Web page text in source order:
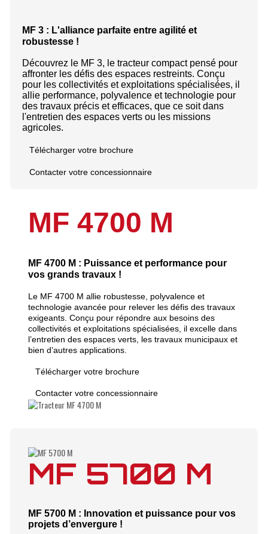
MF 3 : L'alliance parfaite entre agilité et
robustesse !
Découvrez le MF 3, le tracteur compact pensé pour
affronter les défis des espaces restreints. Conçu
pour les collectivités et exploitations spécialisées, il
allie performance, polyvalence et technologie pour
des travaux précis et efficaces, que ce soit dans
l'entretien des espaces verts ou les missions
agricoles.
Télécharger votre brochure
Contacter votre concessionnaire
MF 4700 M
MF 4700 M : Puissance et performance pour
vos grands travaux !
Le MF 4700 M allie robustesse, polyvalence et
technologie avancée pour relever les défis des travaux
exigeants. Conçu pour répondre aux besoins des
collectivités et exploitations spécialisées, il excelle dans
l’entretien des espaces verts, les travaux municipaux et
bien d’autres applications.
Télécharger votre brochure
Contacter votre concessionnaire
MF 5700 M
MF 5700 M : Innovation et puissance pour vos
projets d’envergure !